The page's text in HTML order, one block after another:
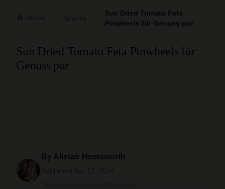
Sun Dried Tomato Feta
Pinwheels für Genuss pur
Sun Dried Tomato Feta Pinwheels für
Genuss pur
By Alistair Hemsworth